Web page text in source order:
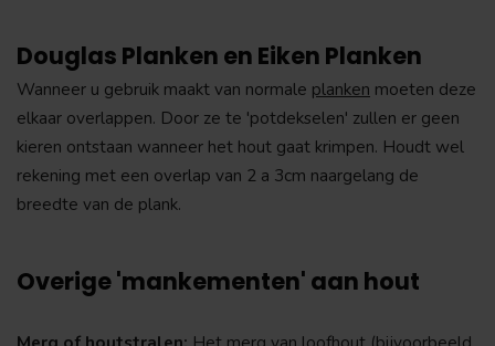
Douglas Planken en Eiken Planken
Wanneer u gebruik maakt van normale planken moeten deze
elkaar overlappen. Door ze te 'potdekselen' zullen er geen
kieren ontstaan wanneer het hout gaat krimpen. Houdt wel
rekening met een overlap van 2 a 3cm naargelang de
breedte van de plank.
Overige 'mankementen' aan hout